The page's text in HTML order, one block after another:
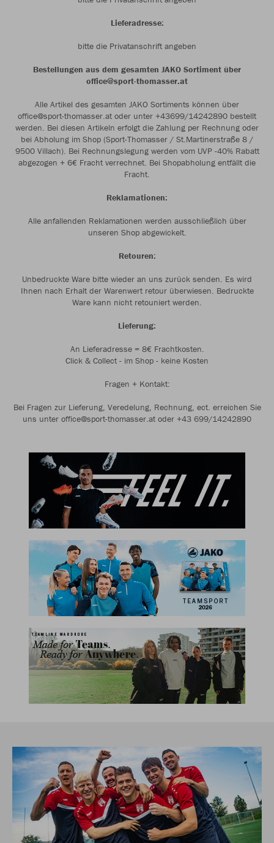
Lieferadresse:
bitte die Privatanschrift angeben
Bestellungen aus dem gesamten JAKO Sortiment über
office@sport-thomasser.at
Alle Artikel des gesamten JAKO Sortiments können über
office@sport-thomasser.at oder unter +43699/14242890 bestellt
werden. Bei diesen Artikeln erfolgt die Zahlung per Rechnung oder
bei Abholung im Shop (Sport-Thomasser / St.Martinerstraße 8 /
9500 Villach). Bei Rechnungslegung werden vom UVP -40% Rabatt
abgezogen + 6€ Fracht verrechnet. Bei Shopabholung entfällt die
Fracht.
Reklamationen:
Alle anfallenden Reklamationen werden ausschließlich über
unseren Shop abgewickelt.
Retouren:
Unbedruckte Ware bitte wieder an uns zurück senden. Es wird
Ihnen nach Erhalt der Warenwert retour überwiesen. Bedruckte
Ware kann nicht retouniert werden.
Lieferung:
An Lieferadresse = 8€ Frachtkosten.
Click & Collect - im Shop - keine Kosten
Fragen + Kontakt:
Bei Fragen zur Lieferung, Veredelung, Rechnung, ect. erreichen Sie
uns unter office@sport-thomasser.at oder +43 699/14242890